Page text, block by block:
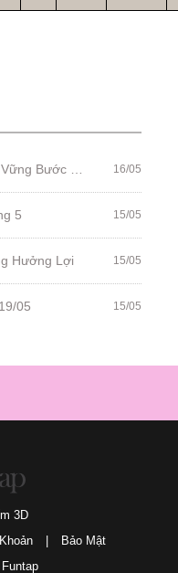
16/05
5 15/05
Hưởng Lợi 15/05
05 15/05
3D
Bảo Mật